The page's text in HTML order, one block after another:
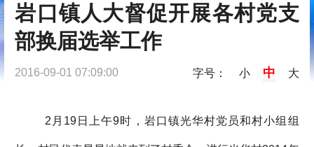
岩口镇人大督促开展各村党支
部换届选举工作
2016-09-01 07:09:00 字号： 小 中 大
2月19日上午9时，岩口镇光华村党员和村小组组